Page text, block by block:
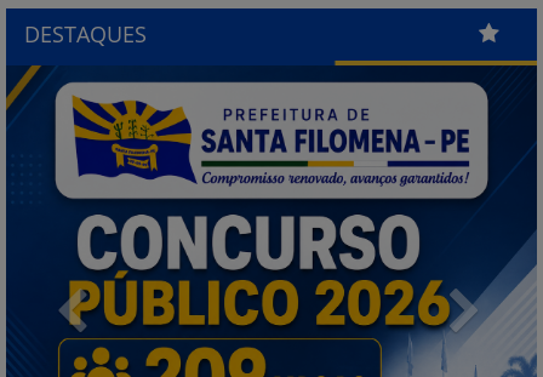
DESTAQUES
Previous Next